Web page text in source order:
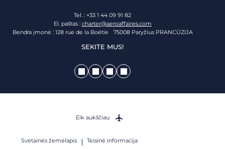
Tel. : +33 1 44 09 91 82
El. paštas : charter@aeroaffaires.com
Bendra įmonė : 128 rue de la Boétie 75008 Paryžius PRANCŪZIJA
SEKITE MUS!
Svetainės žemėlapis
Teisinė informacija
Eik aukščiau